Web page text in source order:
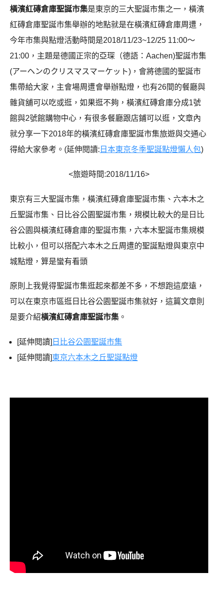
橫濱紅磚倉庫聖誕市集是東京的三大聖誕市集之一，橫濱
紅磚倉庫聖誕市集舉辦的地點就是在橫濱紅磚倉庫周遭，
今年市集與點燈活動時間是2018/11/23~12/25 11:00～
21:00，主題是德國正宗的亞琛（德語：Aachen)聖誕市集
(アーヘンのクリスマスマーケット)，會將德國的聖誕市
集帶給大家，主會場周遭會舉辦點燈，也有26間的餐廳與
雜貨舖可以吃或逛，如果逛不夠，橫濱紅磚倉庫分成1號
館與2號館購物中心，有很多餐廳跟店鋪可以逛，文章內
就分享一下2018年的橫濱紅磚倉庫聖誕市集旅遊與交通心
得給大家參考。 (延伸閱讀: 日本東京冬季聖誕點燈懶人包)
<旅遊時間:2018/11/16>
東京有三大聖誕市集，橫濱紅磚倉庫聖誕市集、六本木之
丘聖誕市集、日比谷公園聖誕市集，規模比較大的是日比
谷公園與橫濱紅磚倉庫的聖誕市集，六本木聖誕市集規模
比較小，但可以搭配六本木之丘周遭的聖誕點燈與東京中
城點燈，算是蠻有看頭
原則上我覺得聖誕市集逛起來都差不多，不想跑這麼遠，
可以在東京市區逛日比谷公園聖誕市集就好，這篇文章則
是要介紹橫濱紅磚倉庫聖誕市集 。
[延伸閱讀] 日比谷公園聖誕市集
[延伸閱讀]東京六本木之丘聖誕點燈